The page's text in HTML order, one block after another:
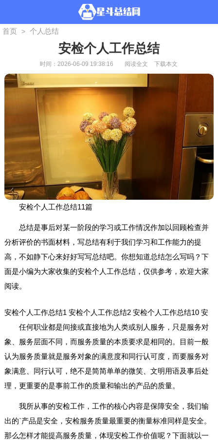
首页 > 个人总结
安检个人工作总结
时间：2026-06-09 19:38:16 阅读全文 下载本文
安检个人工作总结11篇
总结是事后对某一阶段的学习或工作情况作加以回顾检查并
分析评价的书面材料，写总结有利于我们学习和工作能力的提
高，不如静下心来好好写写总结吧。你想知道总结怎么写吗？下
面是小编为大家收集的安检个人工作总结，仅供参考，欢迎大家
阅读。
安检个人工作总结1
任何职业都是间接或直接地为人类或别人服务，只是服务对
象、服务层面不同，而服务质量的本质要求是相同的。目前一般
认为服务质量就是服务对象的满意度和同行认可度，而要服务对
象满意、同行认可，绝不是简简单单的微笑、文明用语及事后处
理，更重要的是事前工作的质量和输出的产品的质量。
我所从事的安检工作，工作的核心内容是保障安全，我们输
出的`产品是安全，安检服务质量最重要的衡量标准同样是安全。
那么怎样才能提高服务质量，体现安检工作价值呢？下面就以一
安检个人工作总结2 安检个人工作总结10 安